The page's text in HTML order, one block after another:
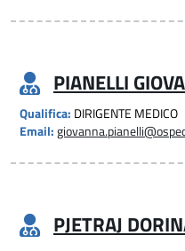
PIANELLI
Qualifica: DIRIGENTE MEDICO
Email:
PJETRAJ